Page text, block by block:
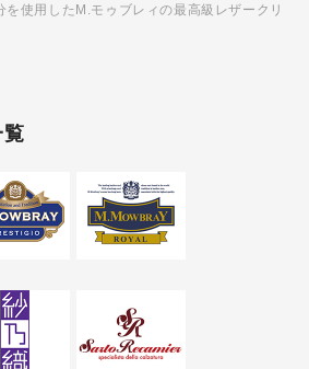
を使用したM.モゥブレィの最高級レザークリ